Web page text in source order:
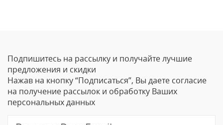
Ваше Имя
Email
Подпишитесь на рассылку и получайте лучшие
предложения и скидки
Нажав на кнопку “Подписаться”, Вы даете согласие
на получение рассылок и обработку Ваших
персональных данных